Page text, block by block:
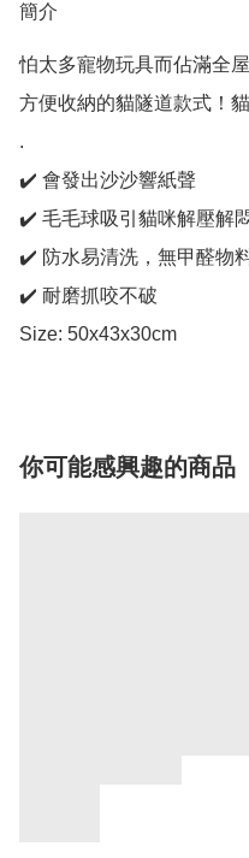
簡介
怕太多寵物玩具而佔滿全
方便收納的貓隧道款式！
.
✔️ 會發出沙沙響紙聲
✔️ 毛毛球吸引貓咪解壓解
✔️ 防水易清洗，無甲醛物
✔️ 耐磨抓咬不破
Size: 50x43x30cm
你可能感興趣的商品